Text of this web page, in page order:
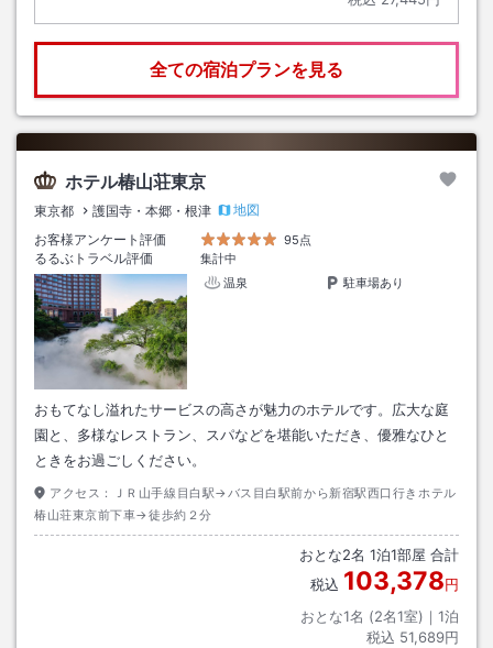
全ての宿泊プランを見る
ホテル椿山荘東京
東京都 護国寺・本郷・根津
地図
お客様アンケート評価
95点
るるぶトラベル評価
集計中
温泉
駐車場あり
おもてなし溢れたサービスの高さが魅力のホテルです。広大な庭
園と、多様なレストラン、スパなどを堪能いただき、優雅なひと
ときをお過ごしください。
アクセス：
ＪＲ山手線目白駅→バス目白駅前から新宿駅西口行きホテル
椿山荘東京前下車→徒歩約２分
おとな2名 1泊1部屋 合計
税込 103,378円
おとな1名 (2名1室)｜ 1泊
税込 51,689円